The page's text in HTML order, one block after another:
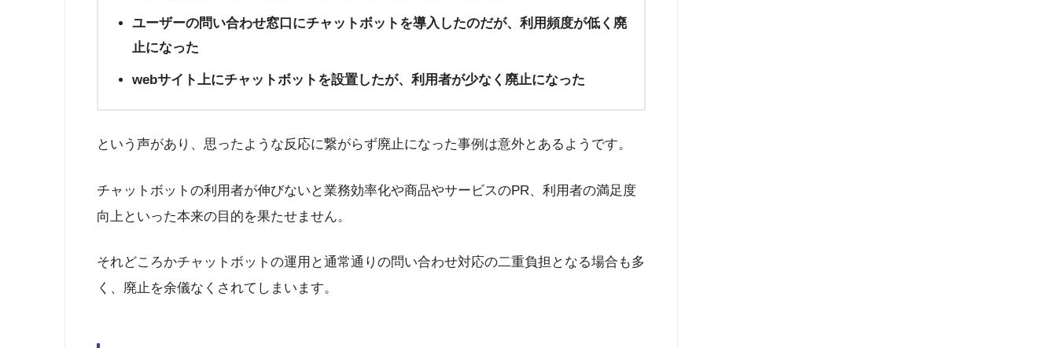
ユーザーの問い合わせ窓口にチャットボットを導入したのだが、利用頻度が低く廃
止になった
webサイト上にチャットボットを設置したが、利用者が少なく廃止になった
という声があり、思ったような反応に繋がらず廃止になった事例は意外とあるようです。
チャットボットの利用者が伸びないと業務効率化や商品やサービスのPR、利用者の満足度
向上といった本来の目的を果たせません。
それどころかチャットボットの運用と通常通りの問い合わせ対応の二重負担となる場合も多
く、廃止を余儀なくされてしまいます。